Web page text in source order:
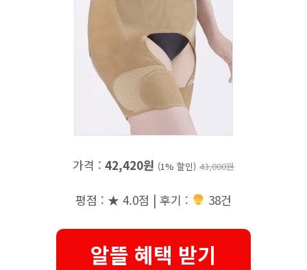
가격 : 42,420원 (1% 할인) 43,000원
평점 : ★ 4.0점 | 후기 : 38건
알뜰 혜택 받기